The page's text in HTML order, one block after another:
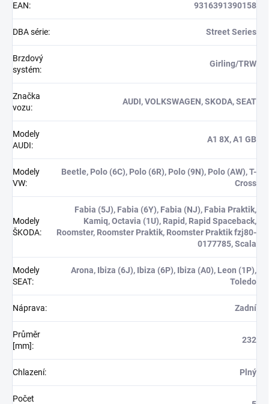
EAN: 9316391390158
DBA série: Street Series
Brzdový
systém:
Girling/TRW
Značka
vozu:
AUDI, VOLKSWAGEN, SKODA, SEAT
Modely
AUDI:
A1 8X, A1 GB
Modely
VW:
Beetle, Polo (6C), Polo (6R), Polo (9N), Polo (AW), T-
Cross
Modely
ŠKODA:
Fabia (5J), Fabia (6Y), Fabia (NJ), Fabia Praktik,
Kamiq, Octavia (1U), Rapid, Rapid Spaceback,
Roomster, Roomster Praktik, Roomster Praktik fzj80-
0177785, Scala
Modely
SEAT:
Arona, Ibiza (6J), Ibiza (6P), Ibiza (A0), Leon (1P),
Toledo
Náprava: Zadní
Průměr
[mm]:
232
Chlazení: Plný
Počet